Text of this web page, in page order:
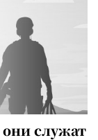
они служат